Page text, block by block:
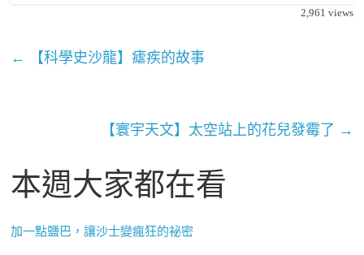
2,961 views
← 【科學史沙龍】瘧疾的故事
【寰宇天文】太空站上的花兒發霉了 →
本週大家都在看
加一點鹽巴，讓沙士變瘋狂的祕密